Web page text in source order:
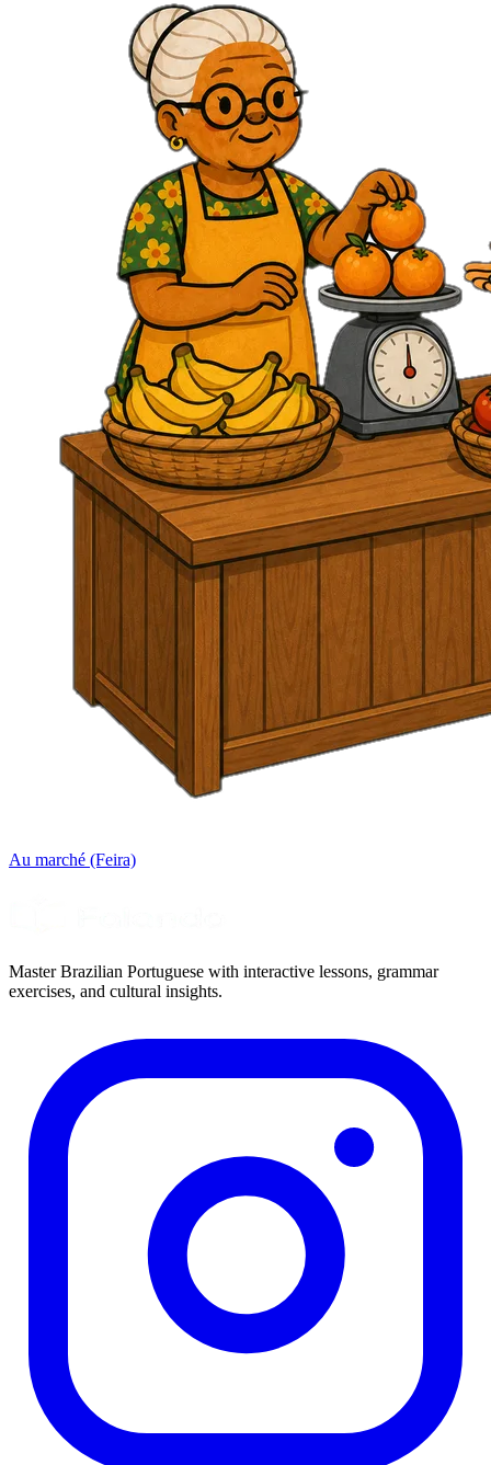
Au marché (Feira)
Master Brazilian Portuguese with interactive lessons, grammar
exercises, and cultural insights.